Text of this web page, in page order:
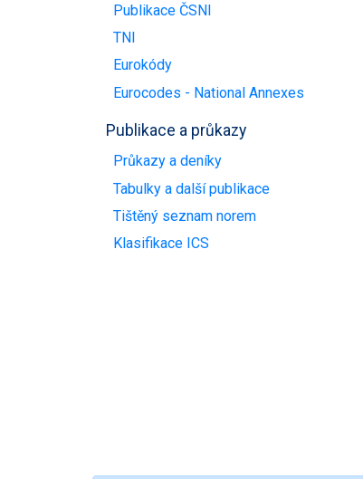
Publikace ČSNI
TNI
Eurokódy
Eurocodes - National Annexes
Publikace a průkazy
Průkazy a deníky
Tabulky a další publikace
Tištěný seznam norem
Klasifikace ICS